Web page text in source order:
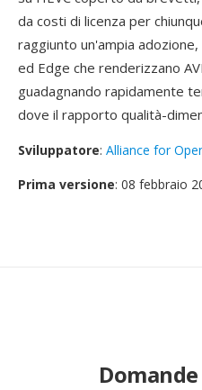
da costi di licenza per
raggiunto un'ampia
ed Edge che renderizzano
guadagnando rapidamente
dove il rapporto qualità-
Sviluppatore: Alliance for
Prima versione: 08 febbraio